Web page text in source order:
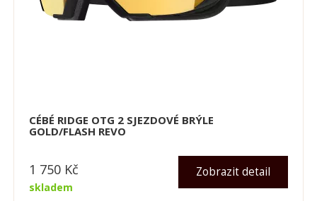
CÉBÉ RIDGE OTG 2 SJEZDOVÉ BRÝLE
GOLD/FLASH REVO
skladem
Zobrazit detail
1 750 Kč